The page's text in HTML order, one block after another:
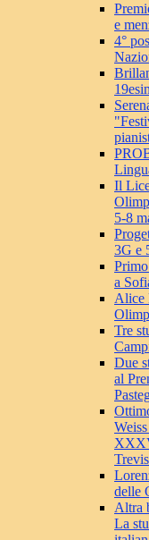
e
4°
Il
5-8
3G e
a
Alice
Tre
Due
al
delle
Altra
La